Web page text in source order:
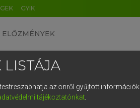
GYIK
ELŐZMÉNYEK
LISTÁJA
az önről gyűjtött
tájékoztatónkat.
DE CN FR ES IT NL